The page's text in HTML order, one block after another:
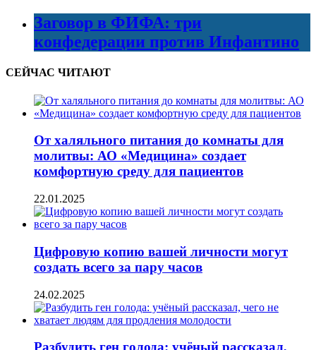
Заговор в ФИФА: три
конфедерации против Инфантино
СЕЙЧАС ЧИТАЮТ
От халяльного питания до комнаты для
молитвы: АО «Медицина» создает
комфортную среду для пациентов
22.01.2025
Цифровую копию вашей личности могут
создать всего за пару часов
24.02.2025
Разбудить ген голода: учёный рассказал,